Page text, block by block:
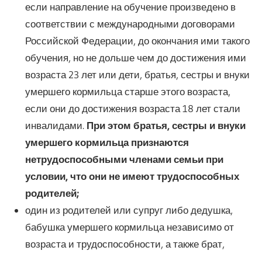
если направление на обучение произведено в
соответствии с международными договорами
Российской Федерации, до окончания ими такого
обучения, но не дольше чем до достижения ими
возраста 23 лет или дети, братья, сестры и внуки
умершего кормильца старше этого возраста,
если они до достижения возраста 18 лет стали
инвалидами. При этом братья, сестры и внуки
умершего кормильца признаются
нетрудоспособными членами семьи при
условии, что они не имеют трудоспособных
родителей;
один из родителей или супруг либо дедушка,
бабушка умершего кормильца независимо от
возраста и трудоспособности, а также брат,